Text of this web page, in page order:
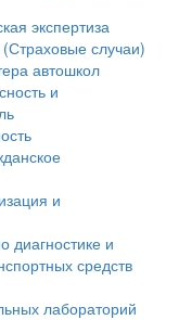
экспертиза
случаи)
автошкол
и
и
диагностике и
средств
лабораторий